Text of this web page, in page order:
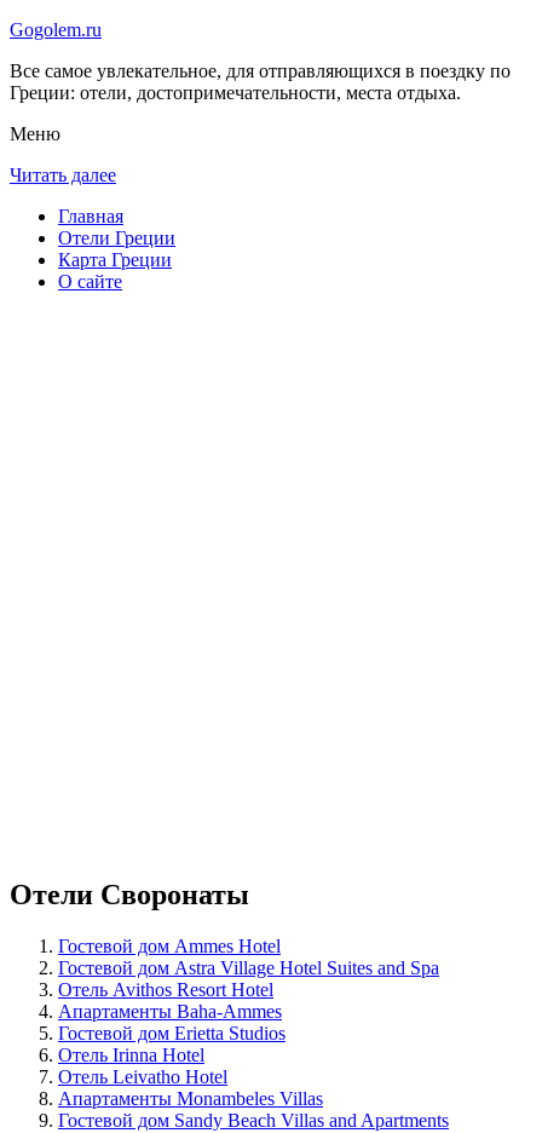
Gogolem.ru
Все самое увлекательное, для отправляющихся в поездку по
Греции: отели, достопримечательности, места отдыха.
Меню
Читать далее
Главная
Отели Греции
Карта Греции
О сайте
Отели Своронаты
Гостевой дом Ammes Hotel
Гостевой дом Astra Village Hotel Suites and Spa
Отель Avithos Resort Hotel
Апартаменты Baha-Ammes
Гостевой дом Erietta Studios
Отель Irinna Hotel
Отель Leivatho Hotel
Апартаменты Monambeles Villas
Гостевой дом Sandy Beach Villas and Apartments